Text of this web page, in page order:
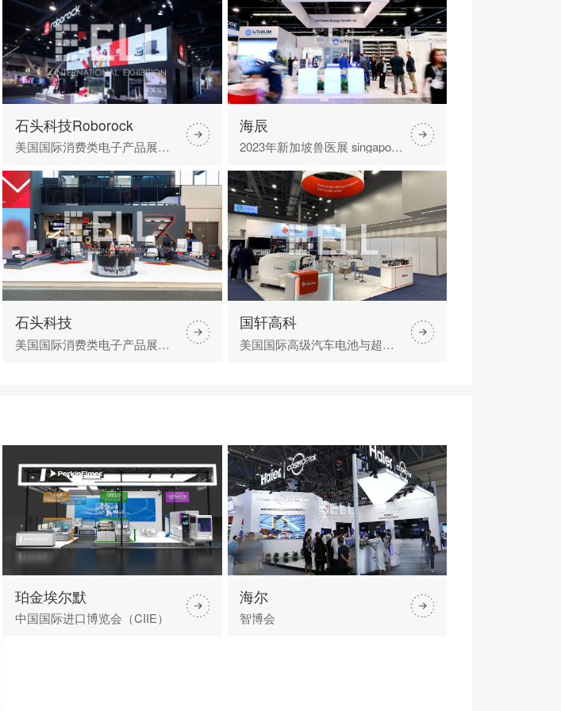
石头科技Roborock
美国国际消费类电子产品展览会（CES）
海辰
2023年新加坡兽医展 singapore vet show
石头科技
美国国际消费类电子产品展览会（CES）
国轩高科
美国国际高级汽车电池与超级电容研讨会ABCC
珀金埃尔默
中国国际进口博览会（CIIE）
海尔
智博会